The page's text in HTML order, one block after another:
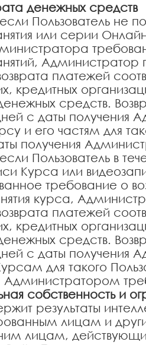
денежных средств
Пользователь не
или серии
Администратор
платежей
кредитных
средств.
с даты получения
и его частям для
получения
Пользователь в
Курса или
требование о
курса,
платежей
кредитных
средств.
с даты получения
для такого
Администратором
собственность и
результаты
лицам и
лицам,